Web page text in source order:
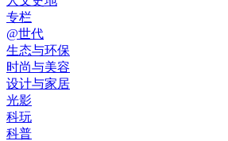
专栏
@世代
生态与环保
时尚与美容
设计与家居
光影
科玩
科普